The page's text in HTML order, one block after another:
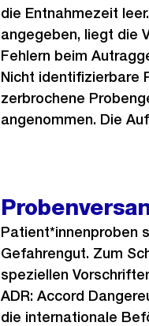
die Entnahmezeit
angegeben, liegt die
Fehlern beim
Nicht identifizierbare
zerbrochene
angenommen. Die
Patient*innenproben
Gefahrengut. Zum
speziellen
ADR: Accord
die internationale